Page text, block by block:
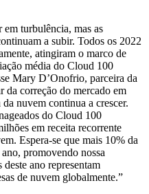
turbulência, mas as
a subir. Todos os 2022
atingiram o marco de
média do Cloud 100
Mary D’Onofrio, parceira da
da correção do mercado em
nuvem continua a crescer.
do Cloud 100
em receita recorrente
Espera-se que mais 10% da
promovendo nossa
ano representam
de nuvem globalmente.”